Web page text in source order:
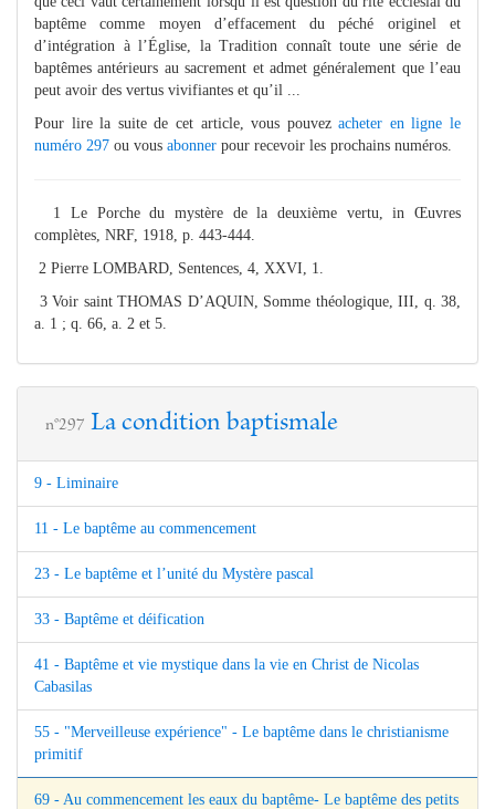
baptême comme moyen d’effacement du péché originel et
d’intégration à l’Église, la Tradition connaît toute une série de
baptêmes antérieurs au sacrement et admet généralement que l’eau
peut avoir des vertus vivifiantes et qu’il ...
Pour lire la suite de cet article, vous pouvezacheter en ligne le
numéro 297 ou vous abonner pour recevoir les prochains numéros.
1 Le Porche du mystère de la deuxième vertu, in Œuvres
complètes, NRF, 1918, p. 443-444.
2 Pierre LOMBARD, Sentences, 4, XXVI, 1.
3 Voir saint THOMAS D’AQUIN, Somme théologique, III, q. 38,
a. 1 ; q. 66, a. 2 et 5.
n°297 La condition baptismale
9 - Liminaire
11 - Le baptême au commencement
23 - Le baptême et l’unité du Mystère pascal
33 - Baptême et déification
41 - Baptême et vie mystique dans la vie en Christ de Nicolas
Cabasilas
55 - "Merveilleuse expérience" - Le baptême dans le christianisme
primitif
69 - Au commencement les eaux du baptême- Le baptême des petits